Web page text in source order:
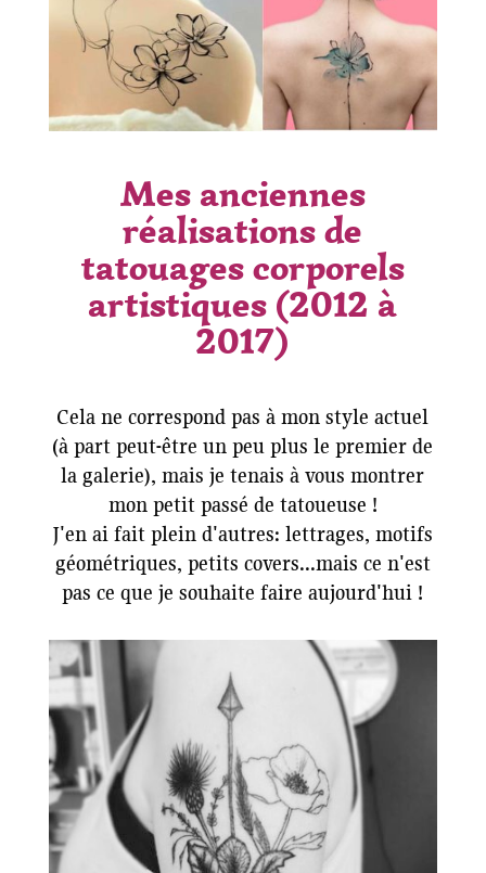
Mes anciennes
réalisations de
tatouages corporels
artistiques (2012 à
2017)
Cela ne correspond pas à mon style actuel
(à part peut-être un peu plus le premier de
la galerie), mais je tenais à vous montrer
mon petit passé de tatoueuse !
J'en ai fait plein d'autres: lettrages, motifs
géométriques, petits covers...mais ce n'est
pas ce que je souhaite faire aujourd'hui !